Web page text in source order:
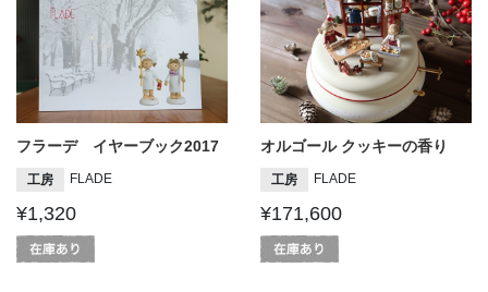
フラーデ イヤーブック2017
工房 FLADE
¥1,320
オルゴール クッキーの香り
工房 FLADE
¥171,600